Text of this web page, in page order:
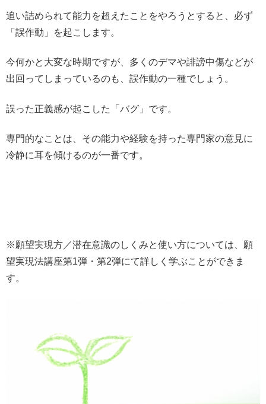
追い詰められて能力を超えたことをやろうとすると、必ず
「誤作動」を起こします。
今何かと大変な時期ですが、多くのデマや誹謗中傷などが
出回ってしまっているのも、誤作動の一種でしょう。
誤った正義感が起こした「バグ」です。
専門的なことは、その能力や経験を持った専門家の意見に
冷静に耳を傾けるのが一番です。
※願望実現方／潜在意識のしくみと使い方については、願
望実現法講座第1弾・第2弾にて詳しく学ぶことができま
す。